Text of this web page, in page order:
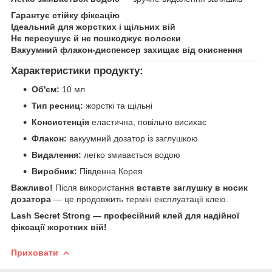
Гарантує стійку фіксацію
Ідеальний для жорстких і щільних вій
Не пересушує й не пошкоджує волоски
Вакуумний флакон-диспенсер захищає від окиснення
Характеристики продукту:
Об'єм: 10 мл
Тип ресниц: жорсткі та щільні
Консистенція еластична, повільно висихає
Флакон: вакуумний дозатор із заглушкою
Видалення: легко змивається водою
Виробник: Південна Корея
Важливо! Після використання вставте заглушку в носик
дозатора — це продовжить термін експлуатації клею.
Lash Secret Strong — професійний клей для надійної
фіксації жорстких вій!
Приховати